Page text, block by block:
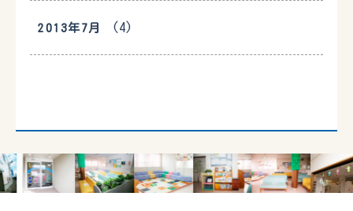
2013年7月 (4)